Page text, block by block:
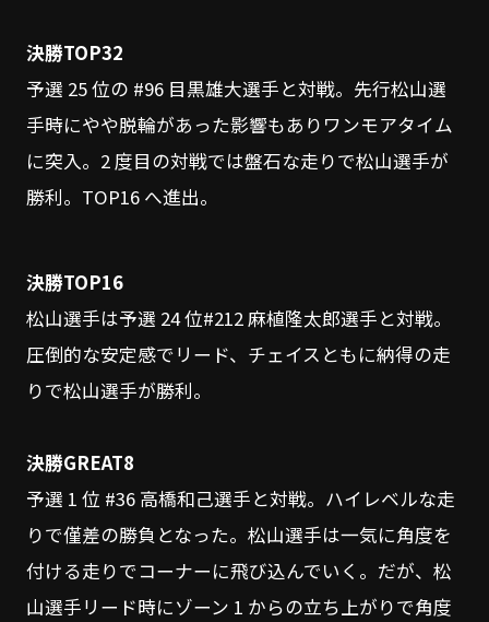
決勝TOP32
予選 25 位の #96 目黒雄大選手と対戦。先行松山選
手時にやや脱輪があった影響もありワンモアタイム
に突入。2 度目の対戦では盤石な走りで松山選手が
勝利。TOP16 へ進出。
決勝TOP16
松山選手は予選 24 位#212 麻植隆太郎選手と対戦。
圧倒的な安定感でリード、チェイスともに納得の走
りで松山選手が勝利。
決勝GREAT8
予選 1 位 #36 高橋和己選手と対戦。ハイレベルな走
りで僅差の勝負となった。松山選手は一気に角度を
付ける走りでコーナーに飛び込んでいく。だが、松
山選手リード時にゾーン 1 からの立ち上がりで角度